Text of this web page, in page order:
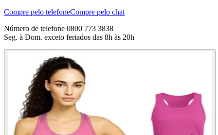
Compre pelo telefoneCompre pelo chat
Número de telefone 0800 773 3838
Seg. à Dom. exceto feriados das 8h às 20h